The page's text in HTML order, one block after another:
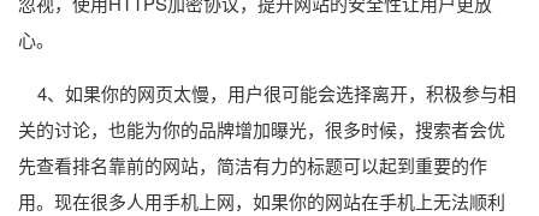
心。
4、如果你的网页太慢，用户很可能会选择离开，积极参与相
关的讨论，也能为你的品牌增加曝光，很多时候，搜索者会优
先查看排名靠前的网站，简洁有力的标题可以起到重要的作
用。现在很多人用手机上网，如果你的网站在手机上无法顺利